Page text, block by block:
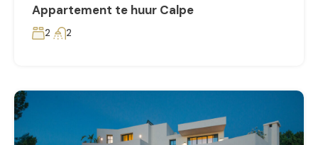
Appartement te huur Calpe
2 2